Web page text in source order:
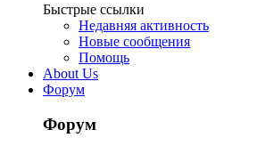
Быстрые ссылки
Недавняя активность
Новые сообщения
Помощь
About Us
Форум
Форум